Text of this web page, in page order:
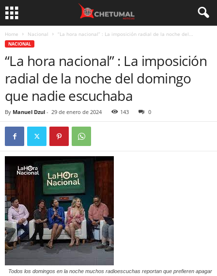
Home Nacional “La hora nacional” : La imposición radial de la noche del...
NACIONAL
“La hora nacional” : La imposición
radial de la noche del domingo
que nadie escuchaba
By Manuel Dzul - 29 de enero de 2024 143 0
Todos los domingos en la noche muchos radioescuchas reportan que prefieren apagar